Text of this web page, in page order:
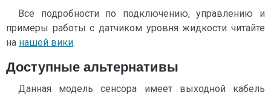
Все подробности по подключению, управлению и
примеры работы с датчиком уровня жидкости читайте
на нашей вики.
Доступные альтернативы
Данная модель сенсора имеет выходной кабель